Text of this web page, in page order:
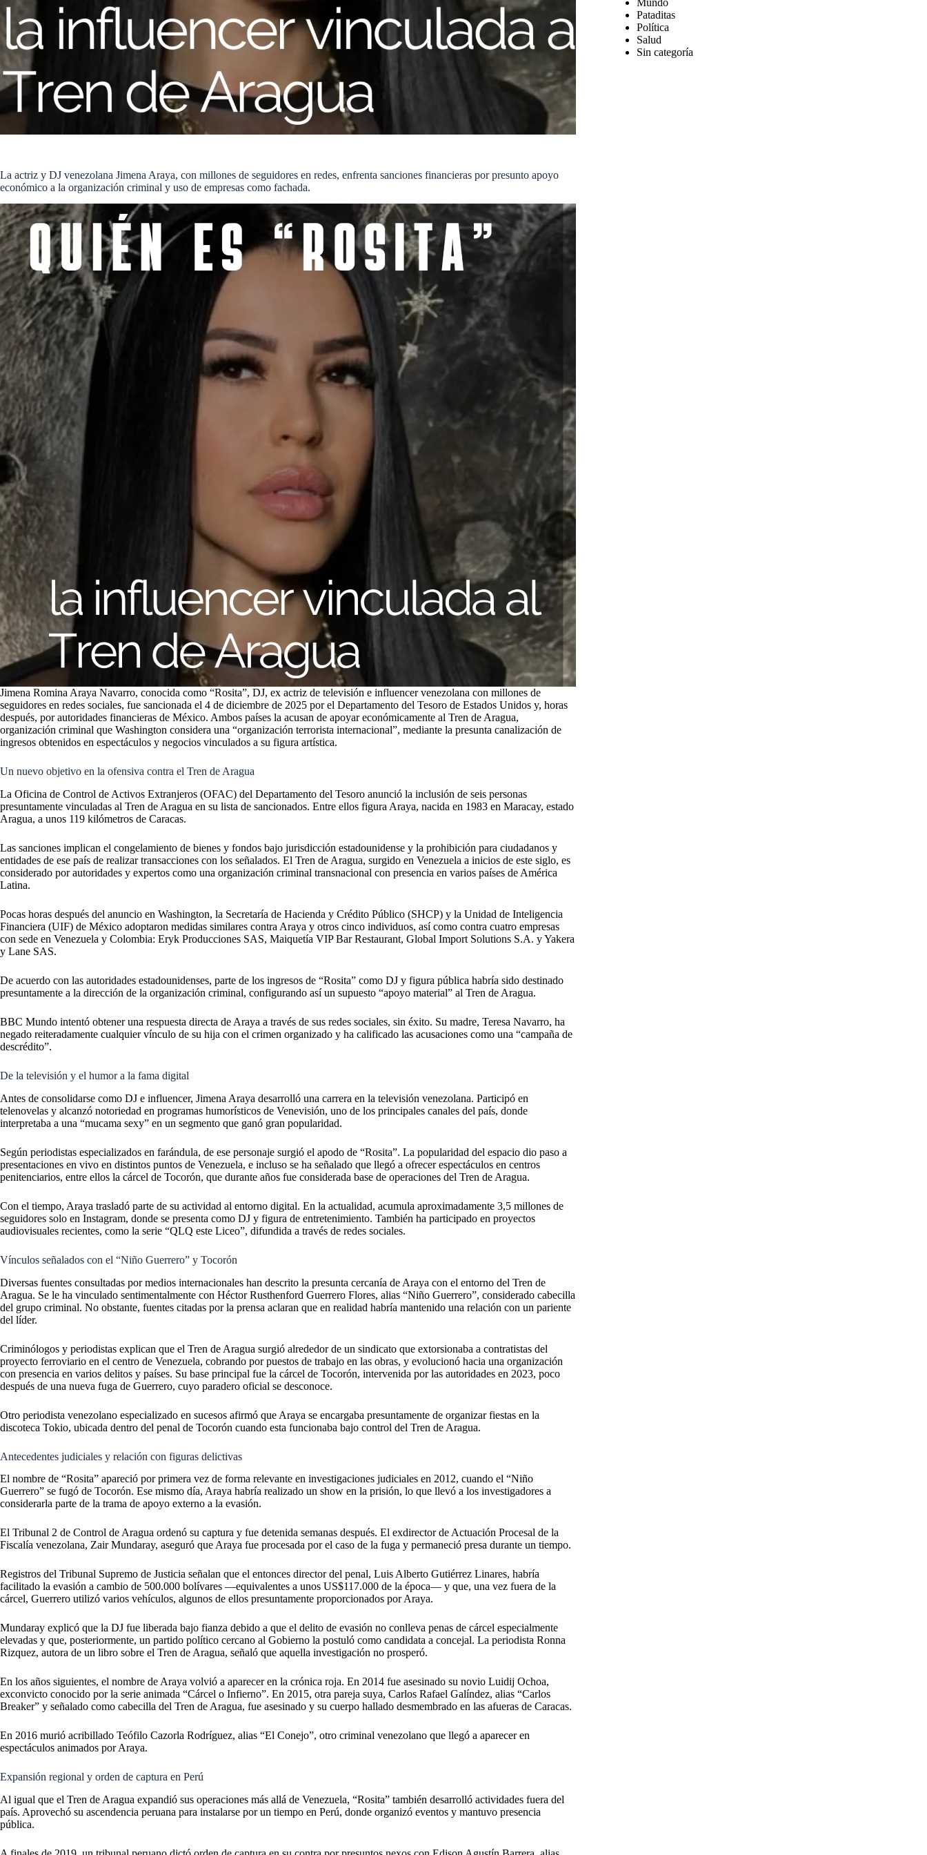
La actriz y DJ venezolana Jimena Araya, con millones de seguidores en redes, enfrenta sanciones financieras por presunto apoyo
económico a la organización criminal y uso de empresas como fachada.
Jimena Romina Araya Navarro, conocida como “Rosita”, DJ, ex actriz de televisión e influencer venezolana con millones de
seguidores en redes sociales, fue sancionada el 4 de diciembre de 2025 por el Departamento del Tesoro de Estados Unidos y, horas
después, por autoridades financieras de México. Ambos países la acusan de apoyar económicamente al Tren de Aragua,
organización criminal que Washington considera una “organización terrorista internacional”, mediante la presunta canalización de
ingresos obtenidos en espectáculos y negocios vinculados a su figura artística.
Un nuevo objetivo en la ofensiva contra el Tren de Aragua
La Oficina de Control de Activos Extranjeros (OFAC) del Departamento del Tesoro anunció la inclusión de seis personas
presuntamente vinculadas al Tren de Aragua en su lista de sancionados. Entre ellos figura Araya, nacida en 1983 en Maracay, estado
Aragua, a unos 119 kilómetros de Caracas.
Las sanciones implican el congelamiento de bienes y fondos bajo jurisdicción estadounidense y la prohibición para ciudadanos y
entidades de ese país de realizar transacciones con los señalados. El Tren de Aragua, surgido en Venezuela a inicios de este siglo, es
considerado por autoridades y expertos como una organización criminal transnacional con presencia en varios países de América
Latina.
Pocas horas después del anuncio en Washington, la Secretaría de Hacienda y Crédito Público (SHCP) y la Unidad de Inteligencia
Financiera (UIF) de México adoptaron medidas similares contra Araya y otros cinco individuos, así como contra cuatro empresas
con sede en Venezuela y Colombia: Eryk Producciones SAS, Maiquetía VIP Bar Restaurant, Global Import Solutions S.A. y Yakera
y Lane SAS.
De acuerdo con las autoridades estadounidenses, parte de los ingresos de “Rosita” como DJ y figura pública habría sido destinado
presuntamente a la dirección de la organización criminal, configurando así un supuesto “apoyo material” al Tren de Aragua.
BBC Mundo intentó obtener una respuesta directa de Araya a través de sus redes sociales, sin éxito. Su madre, Teresa Navarro, ha
negado reiteradamente cualquier vínculo de su hija con el crimen organizado y ha calificado las acusaciones como una “campaña de
descrédito”.
De la televisión y el humor a la fama digital
Antes de consolidarse como DJ e influencer, Jimena Araya desarrolló una carrera en la televisión venezolana. Participó en
telenovelas y alcanzó notoriedad en programas humorísticos de Venevisión, uno de los principales canales del país, donde
interpretaba a una “mucama sexy” en un segmento que ganó gran popularidad.
Según periodistas especializados en farándula, de ese personaje surgió el apodo de “Rosita”. La popularidad del espacio dio paso a
presentaciones en vivo en distintos puntos de Venezuela, e incluso se ha señalado que llegó a ofrecer espectáculos en centros
penitenciarios, entre ellos la cárcel de Tocorón, que durante años fue considerada base de operaciones del Tren de Aragua.
Con el tiempo, Araya trasladó parte de su actividad al entorno digital. En la actualidad, acumula aproximadamente 3,5 millones de
seguidores solo en Instagram, donde se presenta como DJ y figura de entretenimiento. También ha participado en proyectos
audiovisuales recientes, como la serie “QLQ este Liceo”, difundida a través de redes sociales.
Vínculos señalados con el “Niño Guerrero” y Tocorón
Diversas fuentes consultadas por medios internacionales han descrito la presunta cercanía de Araya con el entorno del Tren de
Aragua. Se le ha vinculado sentimentalmente con Héctor Rusthenford Guerrero Flores, alias “Niño Guerrero”, considerado cabecilla
del grupo criminal. No obstante, fuentes citadas por la prensa aclaran que en realidad habría mantenido una relación con un pariente
del líder.
Criminólogos y periodistas explican que el Tren de Aragua surgió alrededor de un sindicato que extorsionaba a contratistas del
proyecto ferroviario en el centro de Venezuela, cobrando por puestos de trabajo en las obras, y evolucionó hacia una organización
con presencia en varios delitos y países. Su base principal fue la cárcel de Tocorón, intervenida por las autoridades en 2023, poco
después de una nueva fuga de Guerrero, cuyo paradero oficial se desconoce.
Otro periodista venezolano especializado en sucesos afirmó que Araya se encargaba presuntamente de organizar fiestas en la
discoteca Tokio, ubicada dentro del penal de Tocorón cuando esta funcionaba bajo control del Tren de Aragua.
Antecedentes judiciales y relación con figuras delictivas
El nombre de “Rosita” apareció por primera vez de forma relevante en investigaciones judiciales en 2012, cuando el “Niño
Guerrero” se fugó de Tocorón. Ese mismo día, Araya habría realizado un show en la prisión, lo que llevó a los investigadores a
considerarla parte de la trama de apoyo externo a la evasión.
El Tribunal 2 de Control de Aragua ordenó su captura y fue detenida semanas después. El exdirector de Actuación Procesal de la
Fiscalía venezolana, Zair Mundaray, aseguró que Araya fue procesada por el caso de la fuga y permaneció presa durante un tiempo.
Registros del Tribunal Supremo de Justicia señalan que el entonces director del penal, Luis Alberto Gutiérrez Linares, habría
facilitado la evasión a cambio de 500.000 bolívares —equivalentes a unos US$117.000 de la época— y que, una vez fuera de la
cárcel, Guerrero utilizó varios vehículos, algunos de ellos presuntamente proporcionados por Araya.
Mundaray explicó que la DJ fue liberada bajo fianza debido a que el delito de evasión no conlleva penas de cárcel especialmente
elevadas y que, posteriormente, un partido político cercano al Gobierno la postuló como candidata a concejal. La periodista Ronna
Rizquez, autora de un libro sobre el Tren de Aragua, señaló que aquella investigación no prosperó.
En los años siguientes, el nombre de Araya volvió a aparecer en la crónica roja. En 2014 fue asesinado su novio Luidij Ochoa,
exconvicto conocido por la serie animada “Cárcel o Infierno”. En 2015, otra pareja suya, Carlos Rafael Galíndez, alias “Carlos
Breaker” y señalado como cabecilla del Tren de Aragua, fue asesinado y su cuerpo hallado desmembrado en las afueras de Caracas.
En 2016 murió acribillado Teófilo Cazorla Rodríguez, alias “El Conejo”, otro criminal venezolano que llegó a aparecer en
espectáculos animados por Araya.
Expansión regional y orden de captura en Perú
Al igual que el Tren de Aragua expandió sus operaciones más allá de Venezuela, “Rosita” también desarrolló actividades fuera del
país. Aprovechó su ascendencia peruana para instalarse por un tiempo en Perú, donde organizó eventos y mantuvo presencia
pública.
Mundo
Pataditas
Política
Salud
Sin categoría